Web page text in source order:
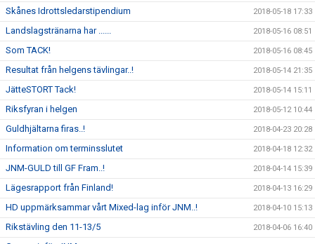
Skånes Idrottsledarstipendium 2018-05-18 17:33
Landslagstränarna har ...... 2018-05-16 08:51
Som TACK! 2018-05-16 08:45
Resultat från helgens tävlingar..! 2018-05-14 21:35
JätteSTORT Tack! 2018-05-14 15:11
Riksfyran i helgen 2018-05-12 10:44
Guldhjältarna firas..! 2018-04-23 20:28
Information om terminsslutet 2018-04-18 12:32
JNM-GULD till GF Fram..! 2018-04-14 15:39
Lägesrapport från Finland! 2018-04-13 16:29
HD uppmärksammar vårt Mixed-lag inför JNM..! 2018-04-10 15:13
Rikstävling den 11-13/5 2018-04-06 16:40